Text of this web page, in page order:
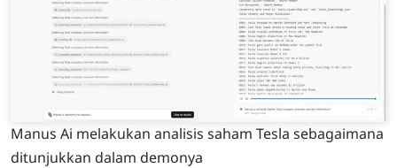
Manus Ai melakukan analisis saham Tesla sebagaimana
ditunjukkan dalam demonya